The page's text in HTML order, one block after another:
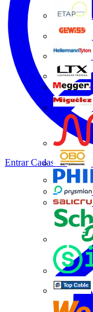
EntrarCadastrar